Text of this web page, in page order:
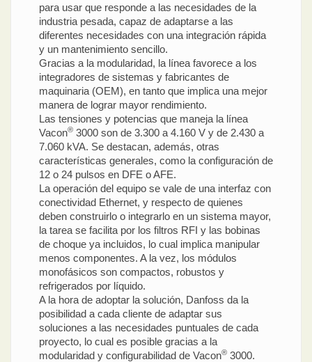
para usar que responde a las necesidades de la
industria pesada, capaz de adaptarse a las
diferentes necesidades con una integración rápida
y un mantenimiento sencillo.
Gracias a la modularidad, la línea favorece a los
integradores de sistemas y fabricantes de
maquinaria (OEM), en tanto que implica una mejor
manera de lograr mayor rendimiento.
Las tensiones y potencias que maneja la línea
Vacon® 3000 son de 3.300 a 4.160 V y de 2.430 a
7.060 kVA. Se destacan, además, otras
características generales, como la configuración de
12 o 24 pulsos en DFE o AFE.
La operación del equipo se vale de una interfaz con
conectividad Ethernet, y respecto de quienes
deben construirlo o integrarlo en un sistema mayor,
la tarea se facilita por los filtros RFI y las bobinas
de choque ya incluidos, lo cual implica manipular
menos componentes. A la vez, los módulos
monofásicos son compactos, robustos y
refrigerados por líquido.
A la hora de adoptar la solución, Danfoss da la
posibilidad a cada cliente de adaptar sus
soluciones a las necesidades puntuales de cada
proyecto, lo cual es posible gracias a la
modularidad y configurabilidad de Vacon® 3000.